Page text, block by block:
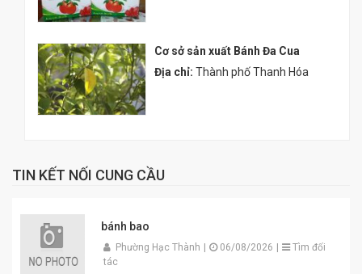
Cơ sở sản xuất Bánh Đa Cua
Địa chỉ: Thành phố Thanh Hóa
TIN KẾT NỐI CUNG CẦU
bánh bao
Phường Hạc Thành 06/08/2026
Tìm đối
tác